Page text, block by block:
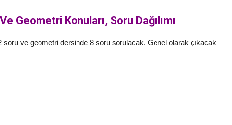
Geometri Konuları, Soru Dağılımı
soru ve geometri dersinde 8 soru sorulacak. Genel olarak çıkacak